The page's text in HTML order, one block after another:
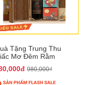
Tặng Trung Thu
Mơ Đêm Rằm
980,000₫